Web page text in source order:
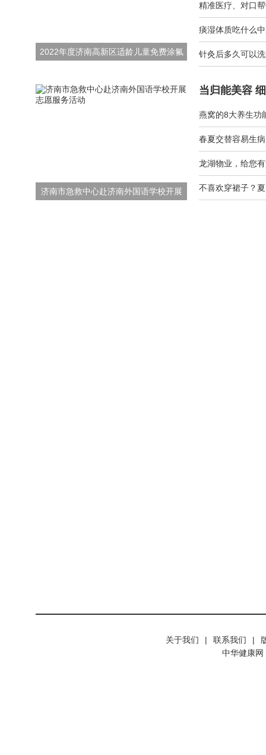
2022年度济南高新区适龄儿童免费涂氟
济南市急救中心赴济南外国语学校开展
痰湿体质吃什么
针灸后多久可以
当归能美容
燕窝的8大养生功
春夏交替容易生
龙湖物业，给您
不喜欢穿裙子？
关于我们 | 联系我们 |
中华健康